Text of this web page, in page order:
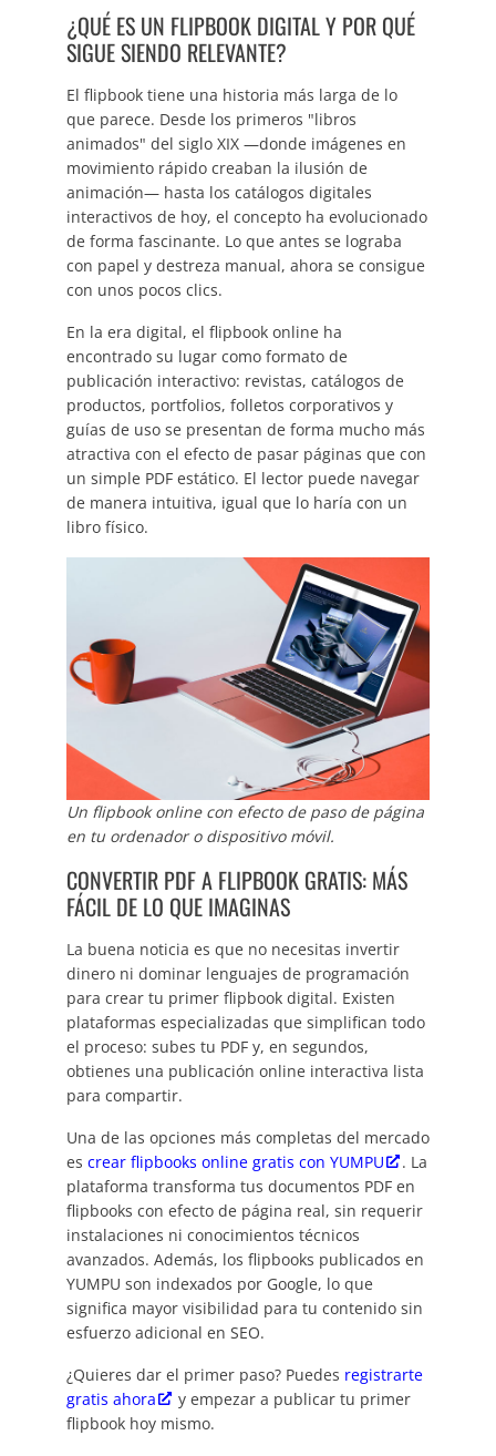
¿QUÉ ES UN FLIPBOOK DIGITAL Y POR QUÉ
SIGUE SIENDO RELEVANTE?
El flipbook tiene una historia más larga de lo
que parece. Desde los primeros "libros
animados" del siglo XIX —donde imágenes en
movimiento rápido creaban la ilusión de
animación— hasta los catálogos digitales
interactivos de hoy, el concepto ha evolucionado
de forma fascinante. Lo que antes se lograba
con papel y destreza manual, ahora se consigue
con unos pocos clics.
En la era digital, el flipbook online ha
encontrado su lugar como formato de
publicación interactivo: revistas, catálogos de
productos, portfolios, folletos corporativos y
guías de uso se presentan de forma mucho más
atractiva con el efecto de pasar páginas que con
un simple PDF estático. El lector puede navegar
de manera intuitiva, igual que lo haría con un
libro físico.
Un flipbook online con efecto de paso de página
en tu ordenador o dispositivo móvil.
CONVERTIR PDF A FLIPBOOK GRATIS: MÁS
FÁCIL DE LO QUE IMAGINAS
La buena noticia es que no necesitas invertir
dinero ni dominar lenguajes de programación
para crear tu primer flipbook digital. Existen
plataformas especializadas que simplifican todo
el proceso: subes tu PDF y, en segundos,
obtienes una publicación online interactiva lista
para compartir.
Una de las opciones más completas del mercado
es crear flipbooks online gratis con YUMPU
. La
plataforma transforma tus documentos PDF en
flipbooks con efecto de página real, sin requerir
instalaciones ni conocimientos técnicos
avanzados. Además, los flipbooks publicados en
YUMPU son indexados por Google, lo que
significa mayor visibilidad para tu contenido sin
esfuerzo adicional en SEO.
¿Quieres dar el primer paso? Puedes registrarte
gratis ahora
y empezar a publicar tu primer
flipbook hoy mismo.